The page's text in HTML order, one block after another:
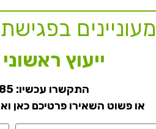
מעוניינים בפגישת
ייעוץ
התקשרו עכשיו:
או פשוט השאירו פרטיכם כאן